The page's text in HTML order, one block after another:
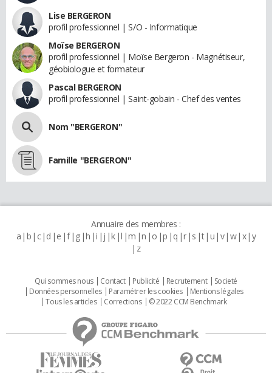
Lise BERGERON
profil professionnel | S/O - Informatique
Moïse BERGERON
profil professionnel | Moïse Bergeron - Magnétiseur,
géobiologue et formateur
Pascal BERGERON
profil professionnel | Saint-gobain - Chef des ventes
Nom "BERGERON"
Famille "BERGERON"
Annuaire des membres :
a b c d e f g h i j k l m n o p q r s t u v w x y
z
Qui sommes nous Contact Publicité Recrutement
Societé
Données personnelles
Paramétrer les cookies
Mentions légales
Tous les articles
Corrections © 2022 CCM Benchmark